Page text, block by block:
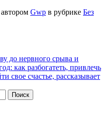
автором Gwp в рубрике Без
до нервного срыва и
как разбогатеть, привлечь
свое счастье, рассказывает